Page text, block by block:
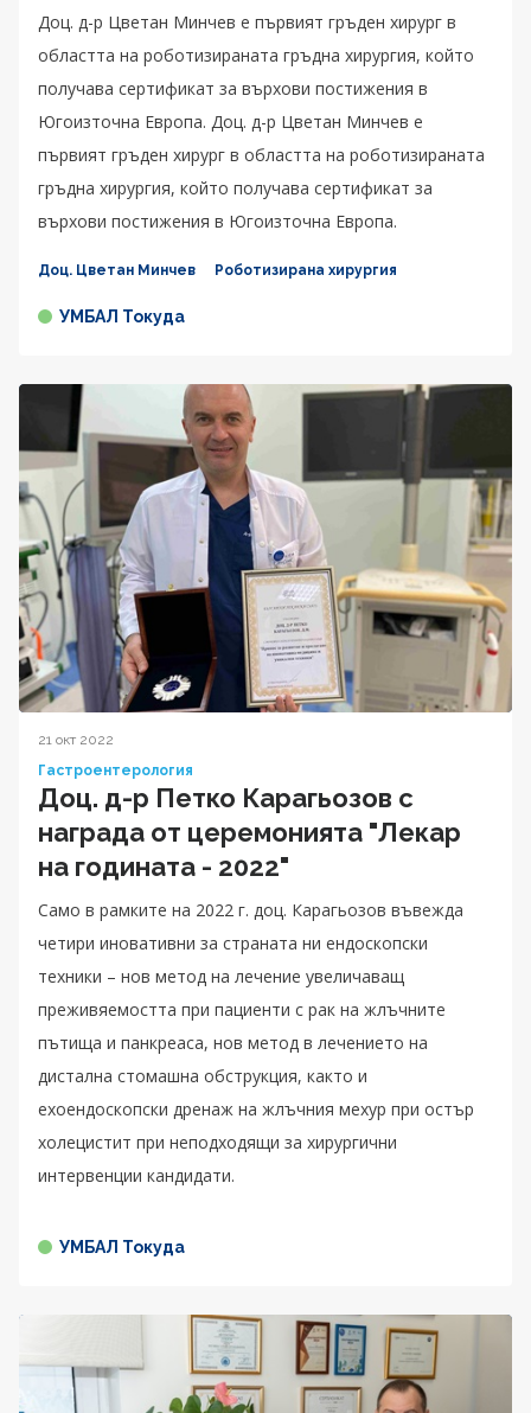
Доц. д-р Цветан Минчев е първият гръден хирург в
областта на роботизираната гръдна хирургия, който
получава сертификат за върхови постижения в
Югоизточна Европа. Доц. д-р Цветан Минчев е
първият гръден хирург в областта на роботизираната
гръдна хирургия, който получава сертификат за
върхови постижения в Югоизточна Европа.
Доц. Цветан Минчев Роботизирана хирургия
УМБАЛ Токуда
21 окт 2022
Гастроентерология
Доц. д-р Петко Карагьозов с
награда от церемонията "Лекар
на годината - 2022"
Само в рамките на 2022 г. доц. Карагьозов въвежда
четири иновативни за страната ни ендоскопски
техники – нов метод на лечение увеличаващ
преживяемостта при пациенти с рак на жлъчните
пътища и панкреаса, нов метод в лечението на
дистална стомашна обструкция, както и
ехоендоскопски дренаж на жлъчния мехур при остър
холецистит при неподходящи за хирургични
интервенции кандидати.
УМБАЛ Токуда